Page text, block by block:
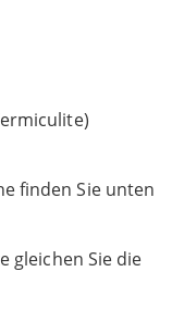
finden Sie unten
gleichen Sie die